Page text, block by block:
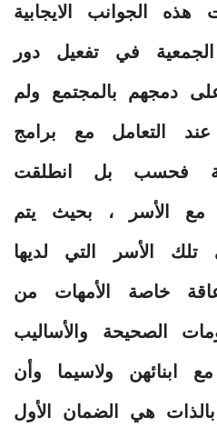
الجوانب الايجابية
الجمعية في تفعيل دور
دمجهم بالمجتمع ولم
التعامل مع برامج
فحسب بل انطلقت
مع الأسر ، بحيث يتم
الأسر التي لديها
خاصة الأمهات من
الصحيحة والأساليب
ابنائهن ولاسيما وأن
هي الضمان الأول